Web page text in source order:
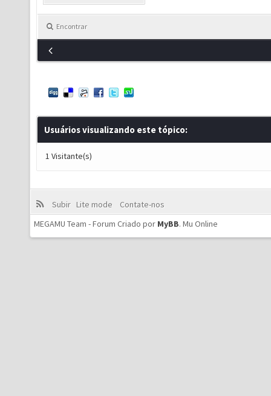
Encontrar
Usuários visualizando este tópico:
1 Visitante(s)
Subir Lite mode
Contate-nos
MEGAMU Team - Forum Criado por MyBB. Mu Online